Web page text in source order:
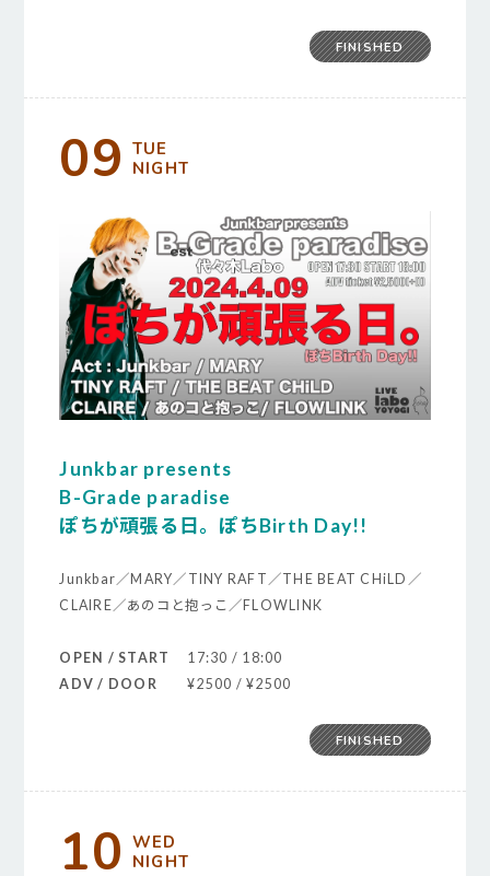
FINISHED
09 TUE
NIGHT
Junkbar presents
B-Grade paradise
ぽちが頑張る日。ぽちBirth Day!!
Junkbar／MARY／TINY RAFT／THE BEAT CHiLD／
CLAIRE／あのコと抱っこ／FLOWLINK
OPEN / START
17:30 / 18:00
ADV / DOOR
¥2500 / ¥2500
FINISHED
10 WED
NIGHT